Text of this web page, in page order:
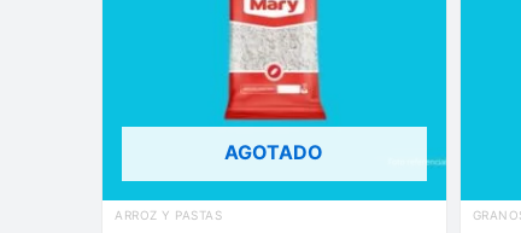
AGOTADO
ARROZ Y PASTAS